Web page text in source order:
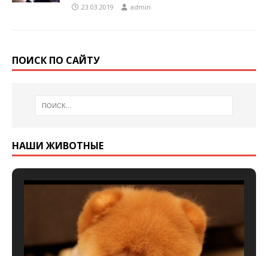
23.03.2019 admin
ПОИСК ПО САЙТУ
НАШИ ЖИВОТНЫЕ